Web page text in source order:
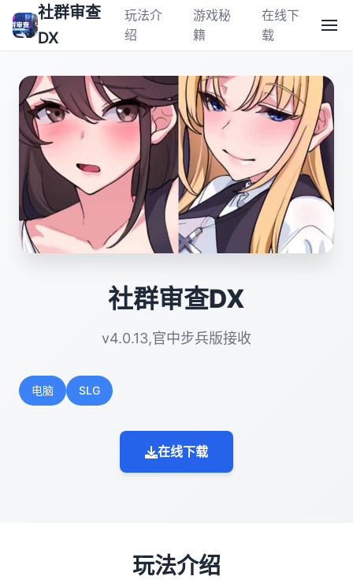
社群审查
DX
玩法介
绍
游戏秘
籍
在线下
载
社群审查DX
v4.0.13,官中步兵版接收
电脑 SLG
在线下载
玩法介绍